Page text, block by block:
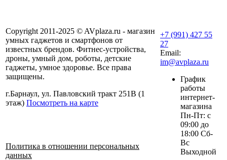
Copyright 2011-2025 © AVplaza.ru - магазин
умных гаджетов и смартфонов от
известных брендов. Фитнес-устройства,
дроны, умный дом, роботы, детские
гаджеты, умное здоровье. Все права
защищены.
г.Барнаул, ул. Павловский тракт 251В (1
этаж) Посмотреть на карте
Политика в отношении персональных
данных
+7 (991) 427 55
27
Email:
im@avplaza.ru
График
работы
интернет-
магазина
Пн-Пт: с
09:00 до
18:00 Сб-
Вс
Выходной